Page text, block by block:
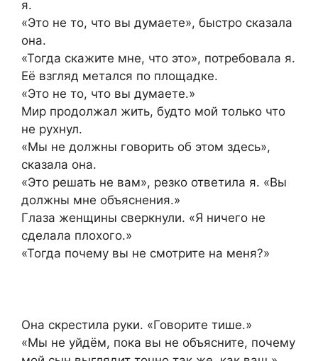
я.
«Это не то, что вы думаете», быстро сказала
она.
«Тогда скажите мне, что это», потребовала я.
Её взгляд метался по площадке.
«Это не то, что вы думаете.»
Мир продолжал жить, будто мой только что
не рухнул.
«Мы не должны говорить об этом здесь»,
сказала она.
«Это решать не вам», резко ответила я. «Вы
должны мне объяснения.»
Глаза женщины сверкнули. «Я ничего не
сделала плохого.»
«Тогда почему вы не смотрите на меня?»
Она скрестила руки. «Говорите тише.»
«Мы не уйдём, пока вы не объясните, почему